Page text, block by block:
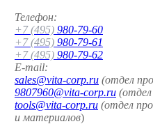
Телефон:
+7 (495) 980-79-60
+7 (495) 980-79-61
+7 (495) 980-79-62
E-mail:
sales@vita-corp.ru (отдел
9807960@vita-corp.ru
tools@vita-corp.ru (отдел
и материалов)